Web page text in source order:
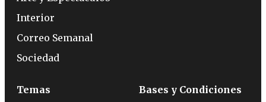
Interior
Correo Semanal
Sociedad
Temas Bases y Condiciones